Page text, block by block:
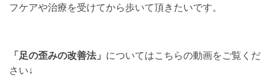
フケアや治療を受けてから歩いて頂きたいです。
「足の歪みの改善法」 についてはこちらの動画をご覧くだ
さい↓